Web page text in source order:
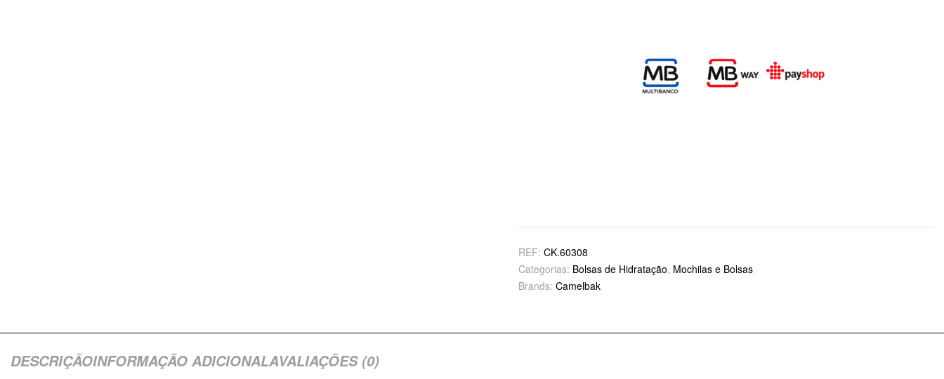
REF: CK.60308
Categorias: Bolsas de Hidratação, Mochilas e Bolsas
Brands: Camelbak
DESCRIÇÃOINFORMAÇÃO ADICIONALAVALIAÇÕES (0)